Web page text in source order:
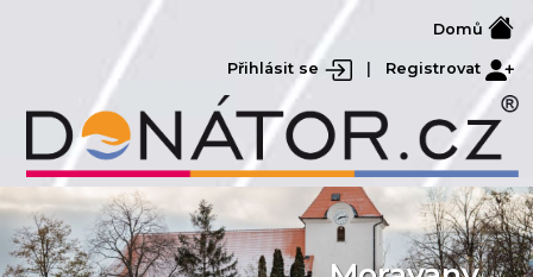
Domů
Přihlásit se Registrovat